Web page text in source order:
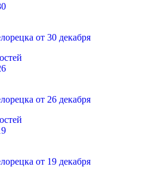
от 30 декабря
от 26 декабря
от 19 декабря